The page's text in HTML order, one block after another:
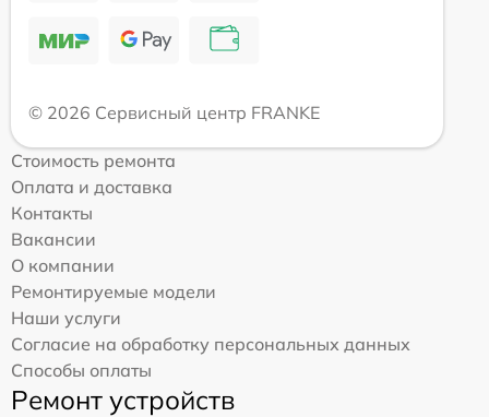
© 2026 Сервисный центр FRANKE
Стоимость ремонта
Оплата и доставка
Контакты
Вакансии
О компании
Ремонтируемые модели
Наши услуги
Согласие на обработку персональных данных
Способы оплаты
Ремонт устройств